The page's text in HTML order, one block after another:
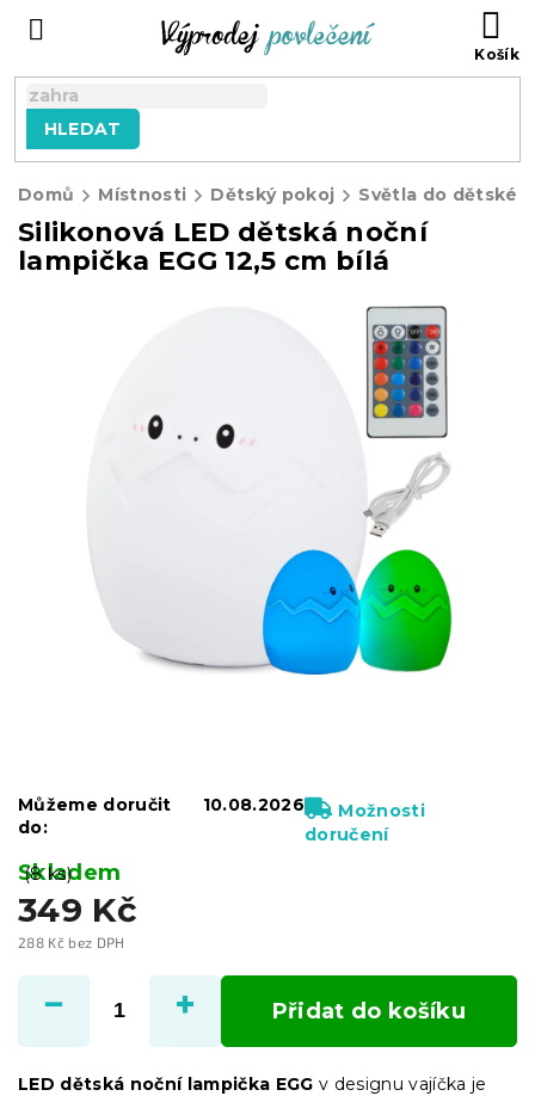
HLEDAT
Domů Místnosti Dětský pokoj Světla do
Silikonová LED dětská noční
lampička EGG 12,5 cm bílá
349 Kč
288 Kč bez DPH
cena:
Skladem
(8 ks)
Můžeme doručit
do:
10.08.2026
Možnosti
doručení
Přidat do košíku
LED dětská noční lampička EGG v designu vajíčka je